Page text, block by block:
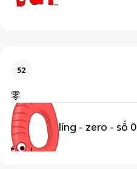
52
零
líng - zero - số 0